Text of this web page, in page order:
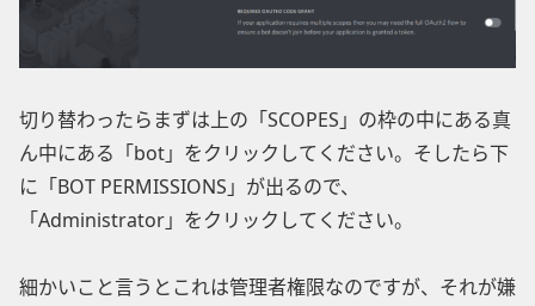
切り替わったらまずは上の「SCOPES」の枠の中にある真
ん中にある「bot」をクリックしてください。そしたら下
に「BOT PERMISSIONS」が出るので、
「Administrator」をクリックしてください。
細かいこと言うとこれは管理者権限なのですが、それが嫌